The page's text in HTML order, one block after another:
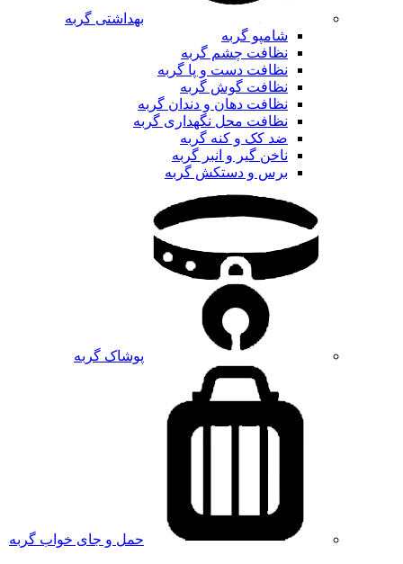
بهداشتی گربه
شامپو گربه
نظافت چشم گربه
نظافت دست و پا گربه
نظافت گوش گربه
نظافت دهان و دندان گربه
نظافت محل نگهداری گربه
ضد کک و کنه گربه
ناخن گیر و انبر گربه
برس و دستکش گربه
پوشاک گربه
حمل و جای خواب گربه